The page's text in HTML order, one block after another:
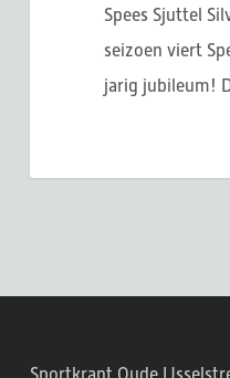
Spees Sjuttel
seizoen viert
jarig jubileum!